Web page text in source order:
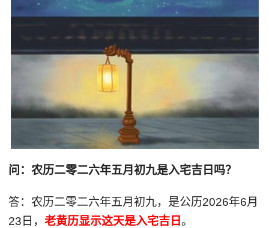
问：农历二零二六年五月初九是入宅吉日吗？
答：农历二零二六年五月初九，是公历2026年6月
23日， 老黄历显示这天是入宅吉日。